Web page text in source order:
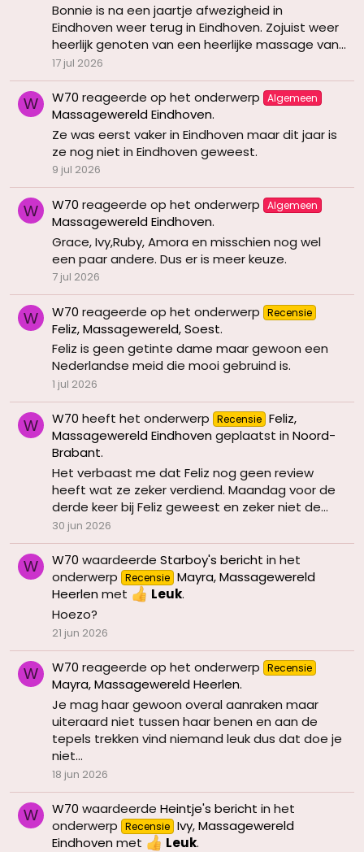
Bonnie is na een jaartje afwezigheid in
Eindhoven weer terug in Eindhoven. Zojuist weer
heerlijk genoten van een heerlijke massage van...
17 jul 2026
W W70 reageerde op het onderwerp Algemeen
Massagewereld Eindhoven.
Ze was eerst vaker in Eindhoven maar dit jaar is
ze nog niet in Eindhoven geweest.
9 jul 2026
W W70 reageerde op het onderwerp Algemeen
Massagewereld Eindhoven.
Grace, Ivy,Ruby, Amora en misschien nog wel
een paar andere. Dus er is meer keuze.
7 jul 2026
W W70 reageerde op het onderwerp Recensie
Feliz, Massagewereld, Soest.
Feliz is geen getinte dame maar gewoon een
Nederlandse meid die mooi gebruind is.
1 jul 2026
W W70 heeft het onderwerp Recensie Feliz,
Massagewereld Eindhoven geplaatst in Noord-
Brabant.
Het verbaast me dat Feliz nog geen review
heeft wat ze zeker verdiend. Maandag voor de
derde keer bij Feliz geweest en zeker niet de...
30 jun 2026
W W70 waardeerde Starboy's bericht in het
onderwerp Recensie Mayra, Massagewereld
Heerlen met Leuk.
Hoezo?
21 jun 2026
W W70 reageerde op het onderwerp Recensie
Mayra, Massagewereld Heerlen.
Je mag haar gewoon overal aanraken maar
uiteraard niet tussen haar benen en aan de
tepels trekken vind niemand leuk dus dat doe je
niet...
18 jun 2026
W W70 waardeerde Heintje's bericht in het
onderwerp Recensie Ivy, Massagewereld
Eindhoven met Leuk.